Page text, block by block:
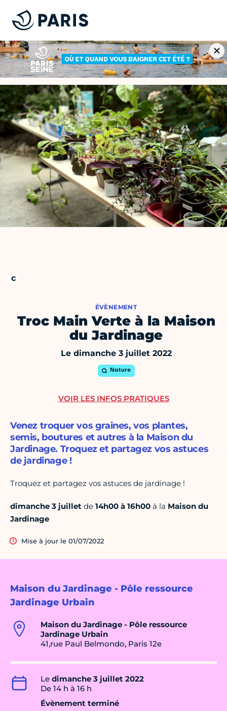
ÉVÈNEMENT
Troc Main Verte à la Maison
du Jardinage
Le dimanche 3 juillet 2022
Nature
Maison du Jardinage - Pôle ressource
Jardinage Urbain
Maison du Jardinage - Pôle ressource
Jardinage Urbain
41,rue Paul Belmondo, Paris 12e
Le dimanche 3 juillet 2022
De 14 h à 16 h
Évènement terminé
Venez troquer vos graines, vos plantes,
semis, boutures et autres à la Maison du
Jardinage. Troquez et partagez vos astuces
de jardinage !
Troquez et partagez vos astuces de jardinage !
dimanche 3 juillet de 14h00 à 16h00 à la Maison du
Jardinage
Mise à jour le 01/07/2022
VOIR LES INFOS PRATIQUES